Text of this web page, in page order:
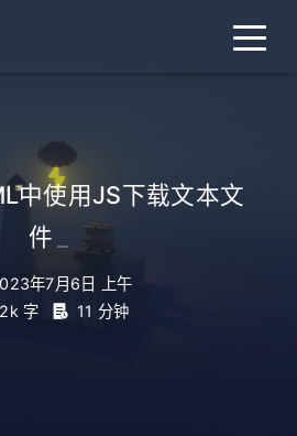
中使用JS下载文本文
件
年7月6日 上午
字
11 分钟